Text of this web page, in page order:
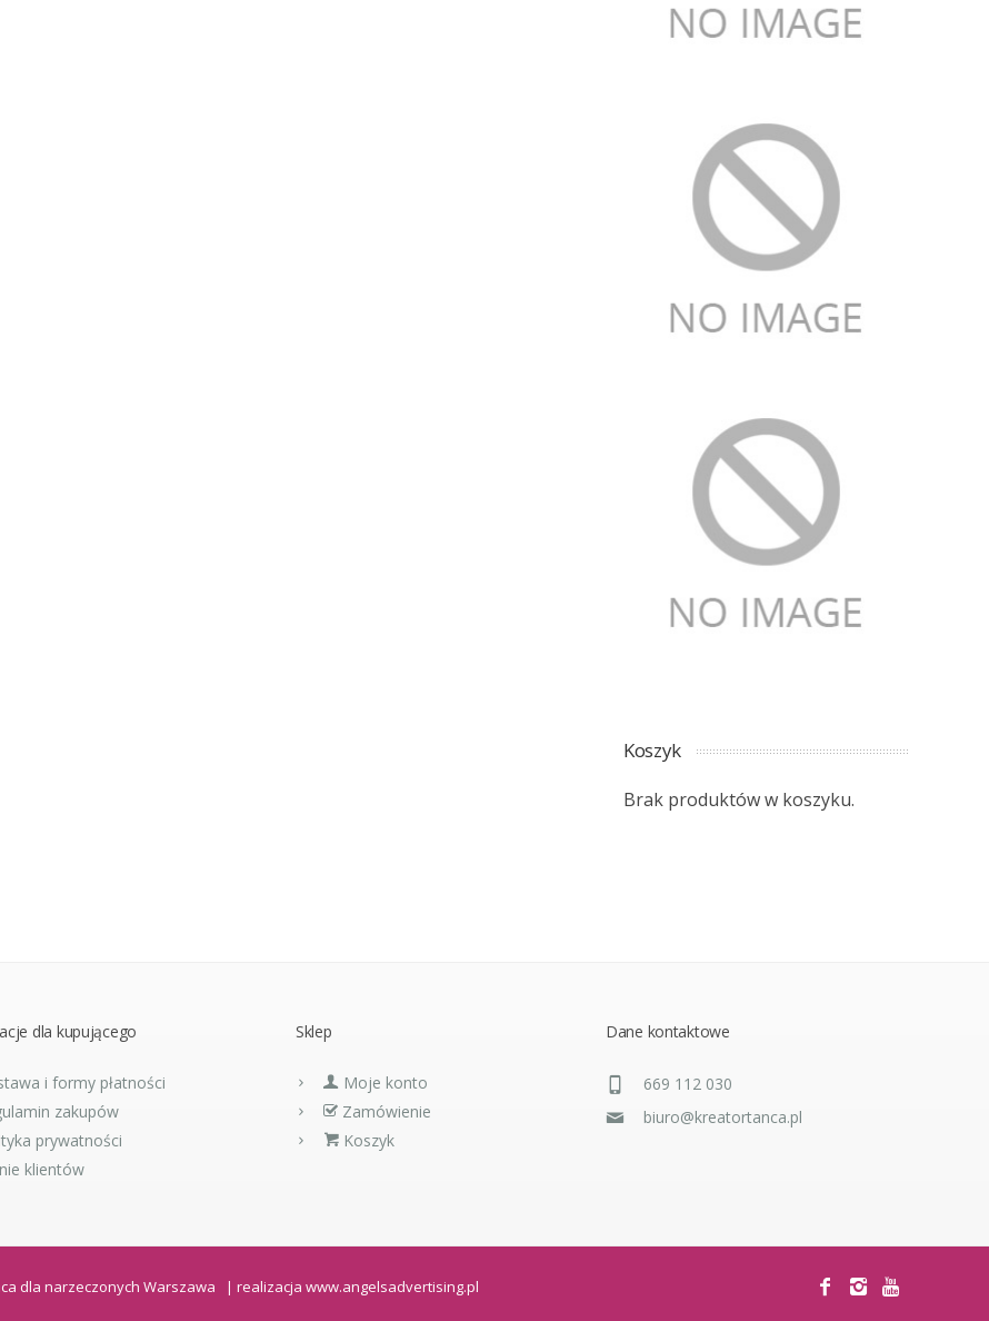
Koszyk
Brak produktów w koszyku.
dla kupującego
i formy płatności
zakupów
prywatności
klientów
Sklep
Moje konto
Zamówienie
Koszyk
Dane kontaktowe
669 112 030
biuro@kreatortanca.pl
dla narzeczonych Warszawa | realizacja www.angelsadvertising.pl